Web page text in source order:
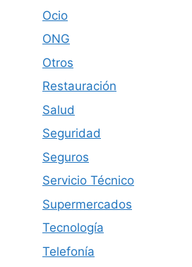
Ocio
ONG
Otros
Restauración
Salud
Seguridad
Seguros
Servicio Técnico
Supermercados
Tecnología
Telefonía